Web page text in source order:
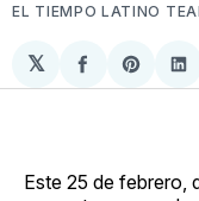
EL TIEMPO LATINO
𝕏
Compartir
en
Share
on
Este 25 de febrero,